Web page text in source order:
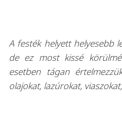
A festék helyett helyesebb
de ez most kissé
esetben tágan
olajokat, lazúrokat,